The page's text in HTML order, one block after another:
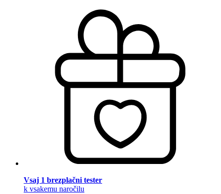
Vsaj 1 brezplačni tester
k vsakemu naročilu